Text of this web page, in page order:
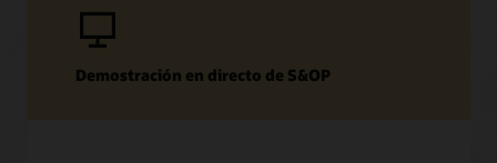
Demostración en directo de S&OP